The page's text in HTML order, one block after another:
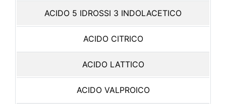
ACIDO 5 IDROSSI 3 INDOLACETICO
ACIDO CITRICO
ACIDO LATTICO
ACIDO VALPROICO